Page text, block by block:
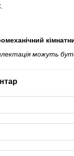
можуть бути